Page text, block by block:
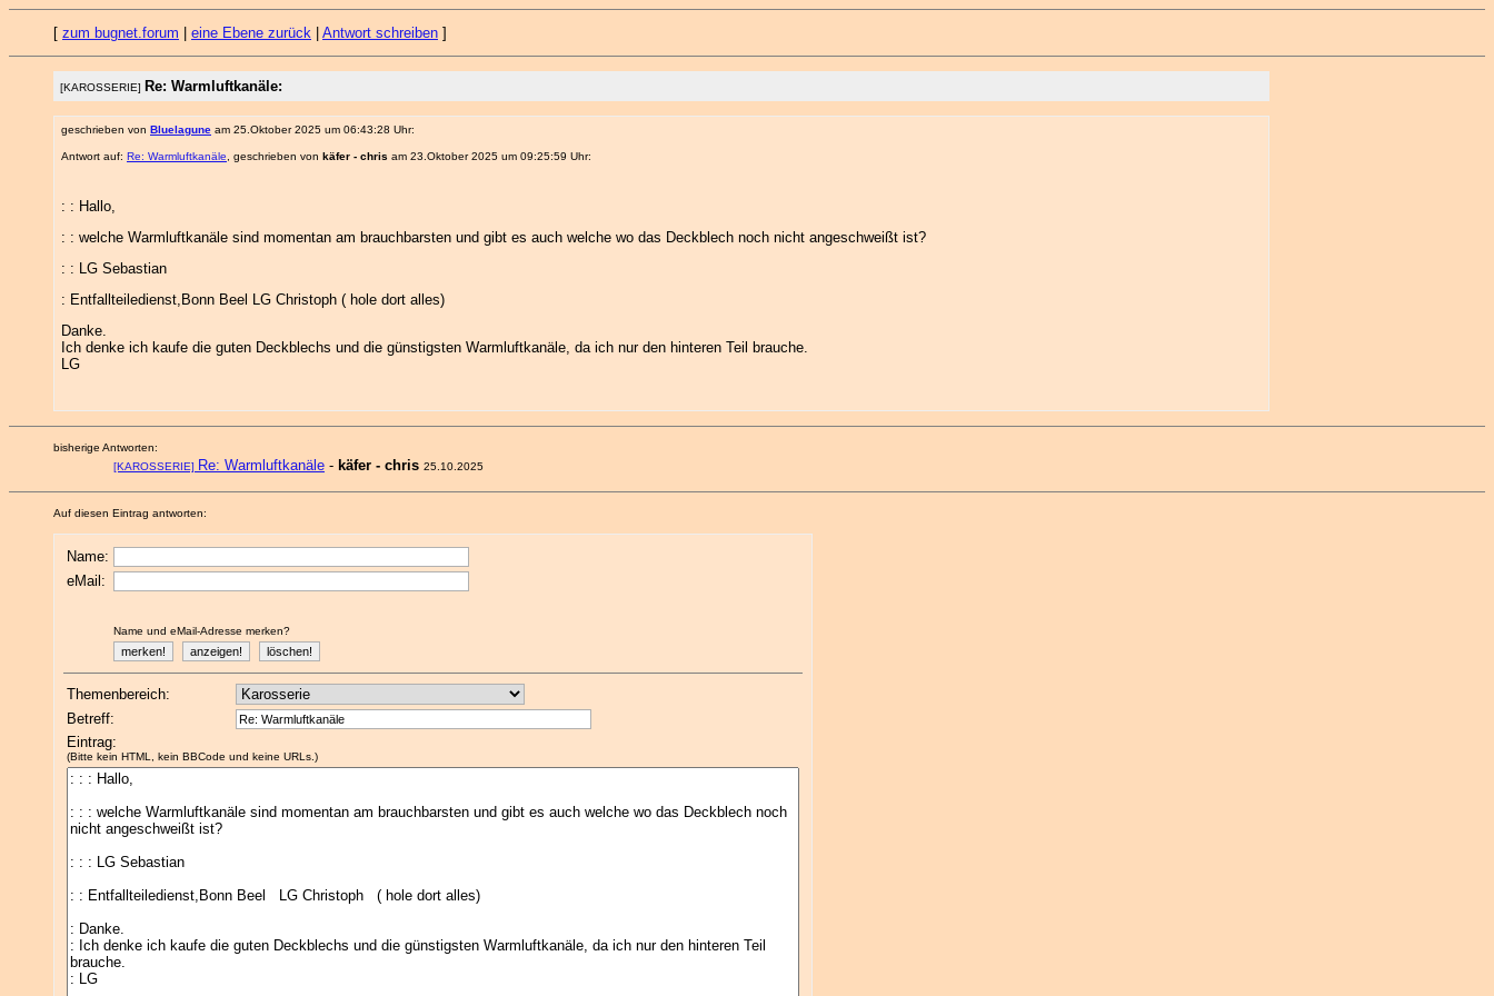
[ zum bugnet.forum eine Ebene zurück Antwort schreiben ]
[KAROSSERIE] Re: Warmluftkanäle:
geschrieben von Bluelagune am 25.Oktober 2025 um 06:43:28 Uhr:
Antwort auf: Re: Warmluftkanäle , geschrieben von käfer - chris am 23.Oktober 2025 um 09:25:59 Uhr:
: : Hallo,
: : welche Warmluftkanäle sind momentan am brauchbarsten und gibt es auch welche wo das Deckblech noch nicht angeschweißt ist?
: : LG Sebastian
: Entfallteiledienst,Bonn Beel LG Christoph ( hole dort alles)
Danke.
Ich denke ich kaufe die guten Deckblechs und die günstigsten Warmluftkanäle, da ich nur den hinteren Teil brauche.
LG
bisherige Antworten:
[KAROSSERIE] Re: Warmluftkanäle - käfer - chris 25.10.2025
Auf diesen Eintrag antworten:
Name:
eMail:
Name und eMail-Adresse merken?
Themenbereich:
Betreff:
Eintrag:
(Bitte kein HTML, kein BBCode und keine URLs.)